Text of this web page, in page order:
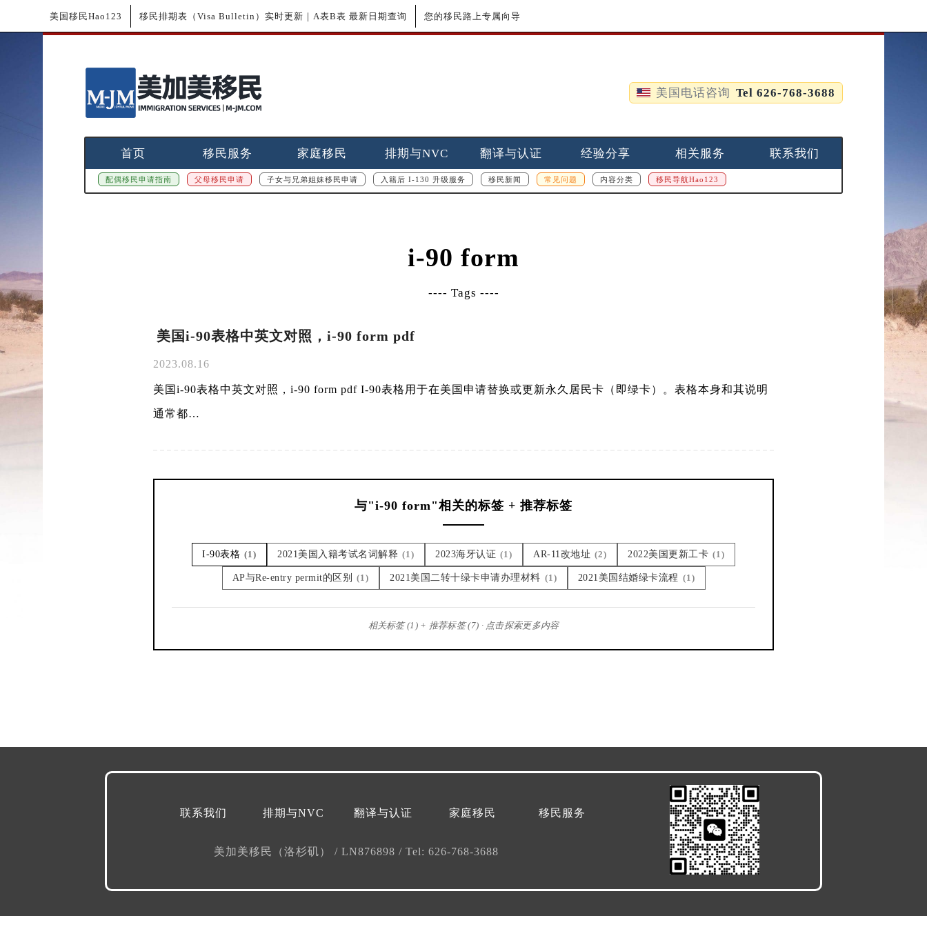
美国移民Hao123 移民排期表（Visa Bulletin）实时更新｜A表B表 最新日期查询 您的移民路上专属向导
美国电话咨询 Tel 626-768-3688
首页 移民服务 家庭移民 排期与NVC 翻译与认证 经验分享 相关服务 联系我们
配偶移民申请指南 父母移民申请 子女与兄弟姐妹移民申请 入籍后 I-130 升级服务 移民新闻 常见问题 内容分类 移民导航Hao123
i-90 form
---- Tags ----
美国i-90表格中英文对照，i-90 form pdf
2023.08.16
美国i-90表格中英文对照，i-90 form pdf I-90表格用于在美国申请替换或更新永久居民卡（即绿卡）。表格本身和其说明
通常都…
与"i-90 form"相关的标签 + 推荐标签
I-90表格 (1) 2021美国入籍考试名词解释 (1) 2023海牙认证 (1) AR-11改地址 (2) 2022美国更新工卡 (1)
AP与Re-entry permit的区别 (1) 2021美国二转十绿卡申请办理材料 (1) 2021美国结婚绿卡流程 (1)
相关标签 (1) + 推荐标签 (7) · 点击探索更多内容
移民服务
家庭移民
翻译与认证
排期与NVC
联系我们
美加美移民（洛杉矶） / LN876898 / Tel: 626-768-3688